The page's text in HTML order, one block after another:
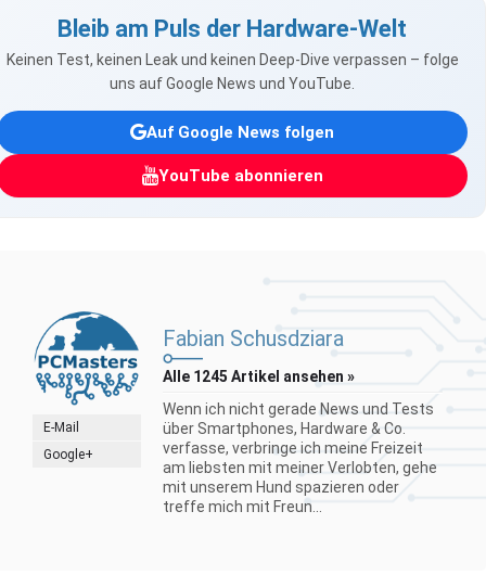
Bleib am Puls der Hardware-Welt
Keinen Test, keinen Leak und keinen Deep-Dive verpassen – folge
uns auf Google News und YouTube.
Auf Google News folgen
YouTube abonnieren
E-Mail
Google+
Fabian Schusdziara
Alle 1245 Artikel ansehen »
Wenn ich nicht gerade News und Tests
über Smartphones, Hardware & Co.
verfasse, verbringe ich meine Freizeit
am liebsten mit meiner Verlobten, gehe
mit unserem Hund spazieren oder
treffe mich mit Freun...